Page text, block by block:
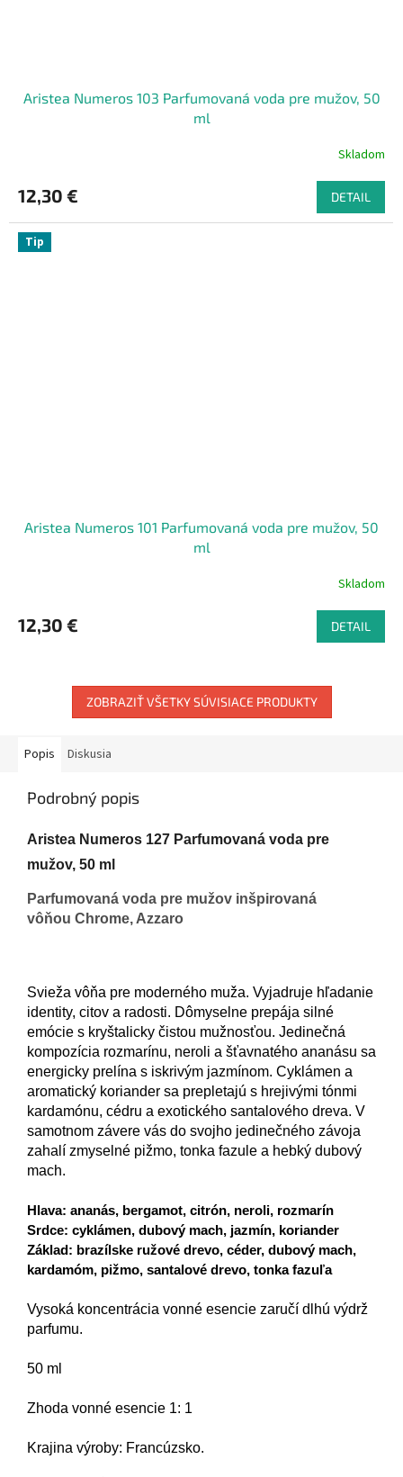
Aristea Numeros 103 Parfumovaná voda pre mužov, 50
ml
Skladom
12,30 € DETAIL
Tip
Aristea Numeros 101 Parfumovaná voda pre mužov, 50
ml
Skladom
12,30 € DETAIL
ZOBRAZIŤ VŠETKY SÚVISIACE PRODUKTY
Popis Diskusia
Podrobný popis
Aristea Numeros 127 Parfumovaná voda pre
mužov, 50 ml
Parfumovaná voda pre mužov inšpirovaná
vôňou Chrome, Azzaro
Svieža vôňa pre moderného muža. Vyjadruje hľadanie
identity, citov a radosti. Dômyselne prepája silné
emócie s kryštalicky čistou mužnosťou. Jedinečná
kompozícia rozmarínu, neroli a šťavnatého ananásu sa
energicky prelína s iskrivým jazmínom. Cyklámen a
aromatický koriander sa prepletajú s hrejivými tónmi
kardamónu, cédru a exotického santalového dreva. V
samotnom závere vás do svojho jedinečného závoja
zahalí zmyselné pižmo, tonka fazule a hebký dubový
mach.
Hlava: ananás, bergamot, citrón, neroli, rozmarín
Srdce: cyklámen, dubový mach, jazmín, koriander
Základ: brazílske ružové drevo, céder, dubový mach,
kardamóm, pižmo, santalové drevo, tonka fazuľa
Vysoká koncentrácia vonné esencie zaručí dlhú výdrž
parfumu.
50 ml
Zhoda vonné esencie 1: 1
Krajina výroby: Francúzsko.